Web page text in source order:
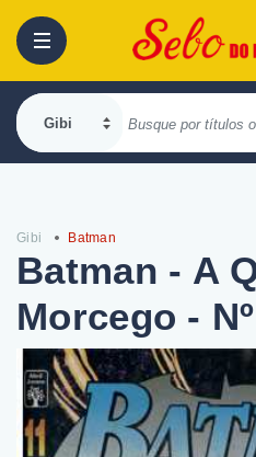
Gibi Batman
Batman - A
Morcego -